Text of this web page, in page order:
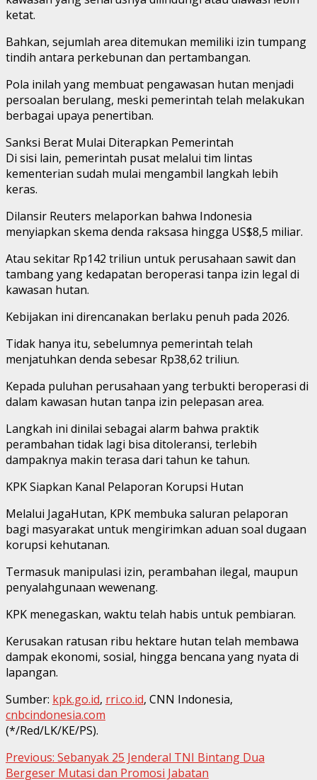
ketat.
Bahkan, sejumlah area ditemukan memiliki izin tumpang
tindih antara perkebunan dan pertambangan.
Pola inilah yang membuat pengawasan hutan menjadi
persoalan berulang, meski pemerintah telah melakukan
berbagai upaya penertiban.
Sanksi Berat Mulai Diterapkan Pemerintah
Di sisi lain, pemerintah pusat melalui tim lintas
kementerian sudah mulai mengambil langkah lebih
keras.
Dilansir Reuters melaporkan bahwa Indonesia
menyiapkan skema denda raksasa hingga US$8,5 miliar.
Atau sekitar Rp142 triliun untuk perusahaan sawit dan
tambang yang kedapatan beroperasi tanpa izin legal di
kawasan hutan.
Kebijakan ini direncanakan berlaku penuh pada 2026.
Tidak hanya itu, sebelumnya pemerintah telah
menjatuhkan denda sebesar Rp38,62 triliun.
Kepada puluhan perusahaan yang terbukti beroperasi di
dalam kawasan hutan tanpa izin pelepasan area.
Langkah ini dinilai sebagai alarm bahwa praktik
perambahan tidak lagi bisa ditoleransi, terlebih
dampaknya makin terasa dari tahun ke tahun.
KPK Siapkan Kanal Pelaporan Korupsi Hutan
Melalui JagaHutan, KPK membuka saluran pelaporan
bagi masyarakat untuk mengirimkan aduan soal dugaan
korupsi kehutanan.
Termasuk manipulasi izin, perambahan ilegal, maupun
penyalahgunaan wewenang.
KPK menegaskan, waktu telah habis untuk pembiaran.
Kerusakan ratusan ribu hektare hutan telah membawa
dampak ekonomi, sosial, hingga bencana yang nyata di
lapangan.
Sumber: kpk.go.id, rri.co.id, CNN Indonesia,
cnbcindonesia.com
(*/Red/LK/KE/PS).
Continue
Previous: Sebanyak 25 Jenderal TNI Bintang Dua
Bergeser Mutasi dan Promosi Jabatan